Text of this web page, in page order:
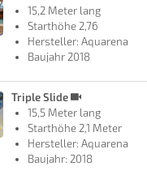
15,2 Meter lang
Starthöhe 2,76
Hersteller: Aquarena
Baujahr 2018
Triple Slide
15,5 Meter lang
Starthöhe 2,1 Meter
Hersteller: Aquarena
Baujahr: 2018